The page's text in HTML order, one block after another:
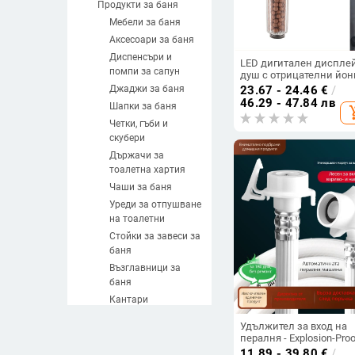
Продукти за баня
Мебели за баня
Аксесоари за баня
Диспенсъри и
помпи за сапун
Джаджи за баня
Шапки за баня
Четки, гъби и
скубери
Държачи за
тоалетна хартия
Чаши за баня
Уреди за отпушване
на тоалетни
Стойки за завеси за
баня
Възглавници за
баня
Кантари
LED дигитален
душ с отрицателни
дигитален дисплей,
светещ дисплей за
промяна на цвета на
дисплей за
8008-S23
23.67 - 24.46 € /
46.29 - 47.84 лв
Удължител за вход на
пералня - Explosion-
материали: пластмаса/